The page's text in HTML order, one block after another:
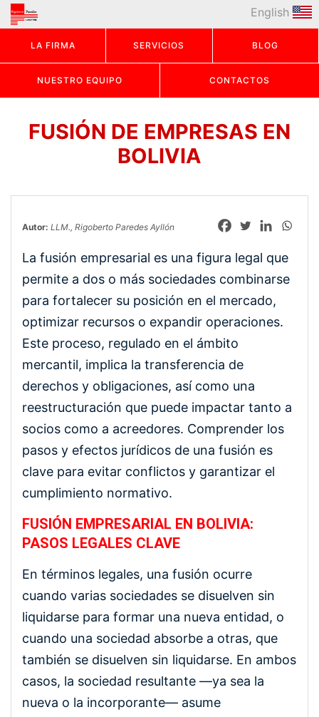
LA FIRMA SERVICIOS BLOG
NUESTRO EQUIPO CONTACTOS
English
FUSIÓN DE EMPRESAS EN
BOLIVIA
Autor: LLM., Rigoberto Paredes Ayllón
La fusión empresarial es una figura legal que
permite a dos o más sociedades combinarse
para fortalecer su posición en el mercado,
optimizar recursos o expandir operaciones.
Este proceso, regulado en el ámbito
mercantil, implica la transferencia de
derechos y obligaciones, así como una
reestructuración que puede impactar tanto a
socios como a acreedores. Comprender los
pasos y efectos jurídicos de una fusión es
clave para evitar conflictos y garantizar el
cumplimiento normativo.
FUSIÓN EMPRESARIAL EN BOLIVIA:
PASOS LEGALES CLAVE
En términos legales, una fusión ocurre
cuando varias sociedades se disuelven sin
liquidarse para formar una nueva entidad, o
cuando una sociedad absorbe a otras, que
también se disuelven sin liquidarse. En ambos
casos, la sociedad resultante —ya sea la
nueva o la incorporante— asume